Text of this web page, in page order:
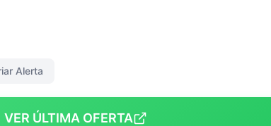
Alerta
VER ÚLTIMA OFERTA